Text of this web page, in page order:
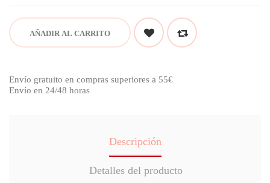
AÑADIR AL CARRITO
Envío gratuito en compras superiores a 55€
Envío en 24/48 horas
Descripción
Detalles del producto